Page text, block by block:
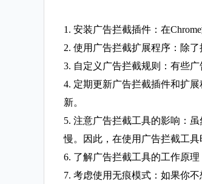
1. 安装广告拦截插件：在
2. 使用广告拦截扩展程序：除
3. 自定义广告拦截规则：有些
4. 定期更新广告拦截插件和扩
新。
5. 注意广告拦截工具的影响：
慢。因此，在使用广告拦截工具
6. 了解广告拦截工具的工作原
7. 考虑使用无痕模式：如果你